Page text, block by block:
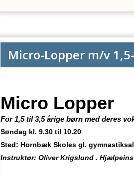
Micro-Lopper m/v
Micro Lopper
For 1,5 til 3,5 årige børn med deres
Søndag kl. 9.30 til 10.20
Sted: Hornbæk Skoles gl. gymnastiksal
Instruktør: Oliver Krigslund .